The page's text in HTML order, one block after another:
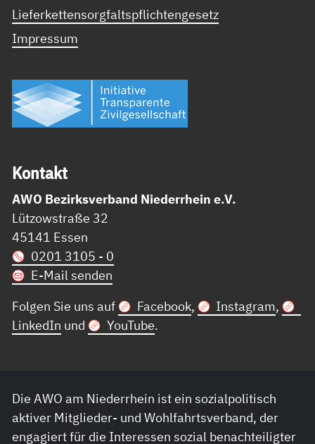
Lieferkettensorgfaltspflichtengesetz
Impressum
Kon­takt
AWO Bezirksverband Niederrhein e.V.
Lützowstraße 32
45141 Essen
0201 3105 - 0
E-Mail senden
Folgen Sie uns auf
Facebook, Instagram,
LinkedIn und YouTube.
Die AWO am Niederrhein ist ein sozialpolitisch
aktiver Mitglieder- und Wohlfahrtsverband, der
engagiert für die Interessen sozial benachteiligter